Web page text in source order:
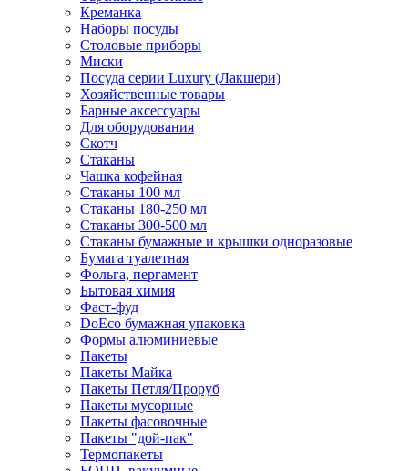
Креманка
Наборы посуды
Столовые приборы
Миски
Посуда серии Luxury (Лакшери)
Хозяйственные товары
Барные аксессуары
Для оборудования
Скотч
Стаканы
Чашка кофейная
Стаканы 100 мл
Стаканы 180-250 мл
Стаканы 300-500 мл
Стаканы бумажные и крышки одноразовые
Бумага туалетная
Фольга, пергамент
Бытовая химия
Фаст-фуд
DoEco бумажная упаковка
Формы алюминиевые
Пакеты
Пакеты Майка
Пакеты Петля/Проруб
Пакеты мусорные
Пакеты фасовочные
Пакеты "дой-пак"
Термопакеты